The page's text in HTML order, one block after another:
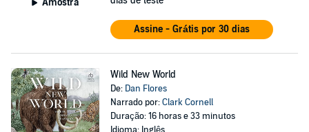
Amostra
Assine - Grátis por 30 dias
Wild New World
De: Dan Flores
Narrado por:Clark Cornell
Duração: 16 horas e 33 minutos